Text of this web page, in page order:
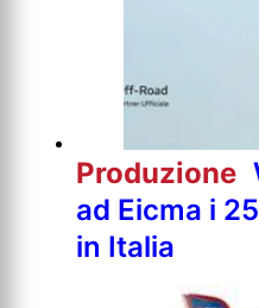
Produzione
ad Eicma i
in Italia